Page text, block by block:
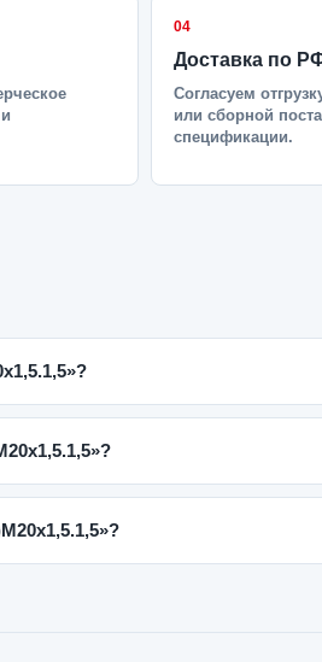
04
Доставка по
Согласуем
или сборной
спецификации.